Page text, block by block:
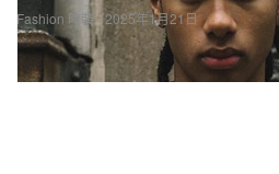
Fashion 時裝 2025年1月21日